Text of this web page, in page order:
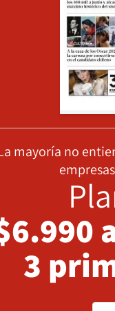
mayoría no
3